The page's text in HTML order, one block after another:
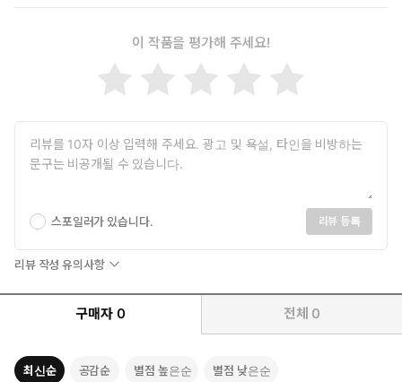
이 작품을 평가해 주세요!
스포일러가 있습니다. 리뷰 등록
리뷰 작성 유의사항
구매자 0 전체 0
최신순 공감순 별점 높은순 별점 낮은순